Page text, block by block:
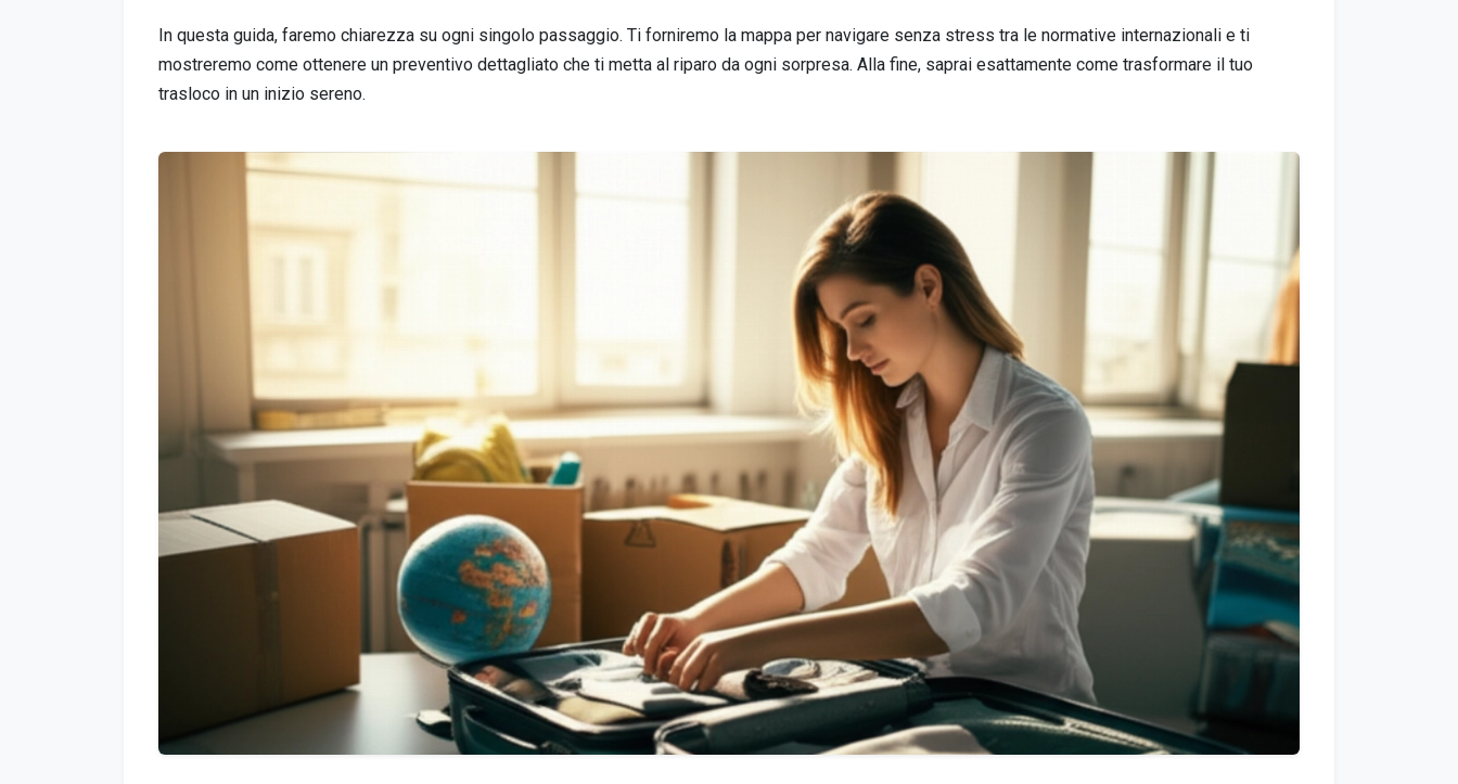
In questa guida, faremo chiarezza su ogni singolo passaggio. Ti forniremo la mappa per navigare senza stress tra le normative internazionali e ti
mostreremo come ottenere un preventivo dettagliato che ti metta al riparo da ogni sorpresa. Alla fine, saprai esattamente come trasformare il tuo
trasloco in un inizio sereno.